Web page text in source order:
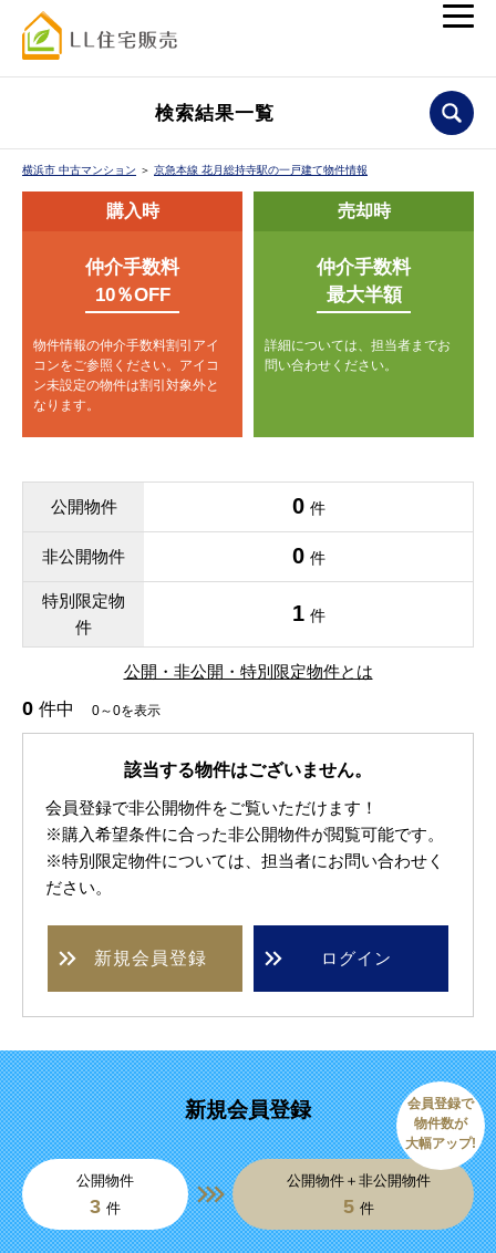
検索結果一覧
横浜市 中古マンション ＞ 京急本線 花月総持寺駅の一戸建て物件情報
購入時
仲介手数料
10％OFF
物件情報の仲介手数料割引アイ
コンをご参照ください。 アイコ
ン未設定の物件は割引対象外と
なります。
売却時
仲介手数料
最大半額
詳細については、担当者までお
問い合わせください。
公開物件 0 件
非公開物件 0 件
特別限定物
件
1 件
公開・非公開・特別限定物件とは
0 件中 0～0を表示
該当する物件はございません。
会員登録で非公開物件をご覧いただけます！
※購入希望条件に合った非公開物件が閲覧可能です。
※特別限定物件については、担当者にお問い合わせく
ださい。
新規会員登録 ログイン
新規会員登録
公開物件
3 件
公開物件＋非公開物件
5 件
会員登録で
物件数が
大幅アップ!